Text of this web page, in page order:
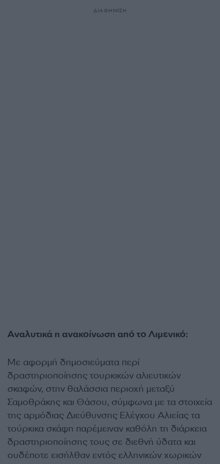
ΔΙΑΦΗΜΙΣΗ
Αναλυτικά η ανακοίνωση από το Λιμενικό:
Με αφορμή δημοσιεύματα περί
δραστηριοποίησης τουρκικών αλιευτικών
σκαφών, στην θαλάσσια περιοχή μεταξύ
Σαμοθράκης και Θάσου, σύμφωνα με τα στοιχεία
της αρμόδιας Διεύθυνσης Ελέγχου Αλιείας τα
τούρκικα σκάφη παρέμειναν καθόλη τη διάρκεια
δραστηριοποίησης τους σε διεθνή ύδατα και
ουδέποτε εισήλθαν εντός ελληνικών χωρικών